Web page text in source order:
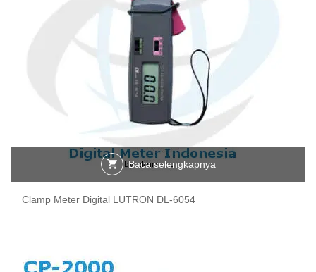
Baca selengkapnya
Clamp Meter Digital LUTRON DL-6054